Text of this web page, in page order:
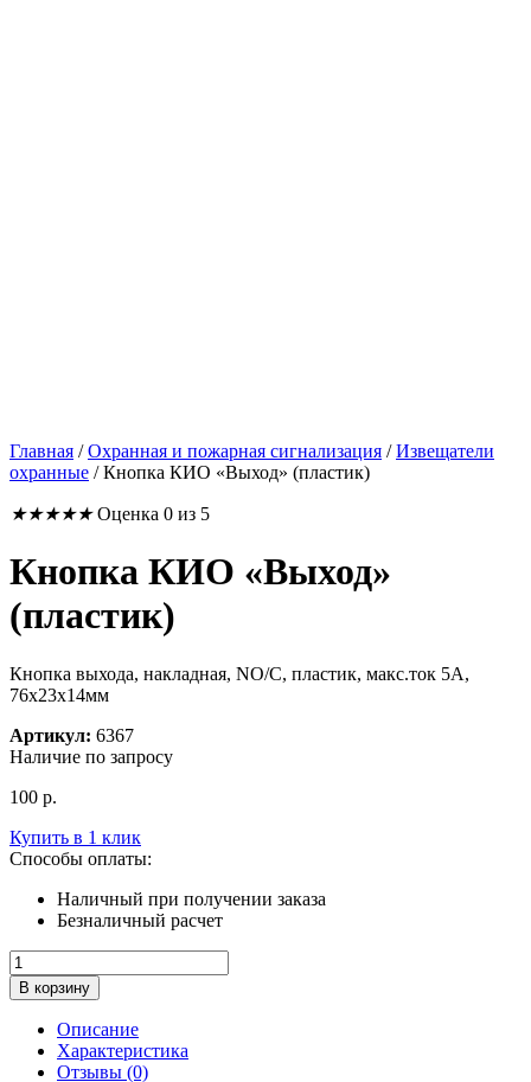
Главная /Охранная и пожарная сигнализация /Извещатели
охранные /Кнопка КИО «Выход» (пластик)
★★★★★ Оценка 0 из 5
Кнопка КИО «Выход»
(пластик)
Кнопка выхода, накладная, NO/C, пластик, макс.ток 5А,
76х23х14мм
Артикул: 6367
Наличие по запросу
100 р.
Купить в 1 клик
Способы оплаты:
Наличный при получении заказа
Безналичный расчет
Количество
товара
Кнопка
КИО
"Выход"
(пластик)
В корзину
Описание
Характеристика
Отзывы (0)